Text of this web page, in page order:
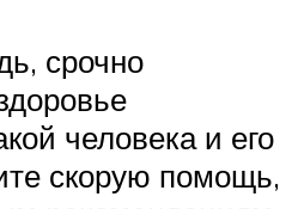
срочно
человека и его
скорую помощь,